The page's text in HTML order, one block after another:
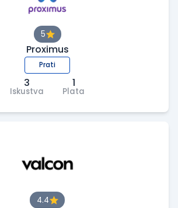
5
Proximus
Prati
3
Iskustva
1
Plata
4.4